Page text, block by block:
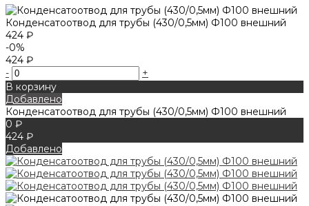
Конденсатоотвод для трубы (430/0,5мм) Ф100 внешний
424 ₽
-0%
424 ₽
-
+
В корзину
Добавлено
Конденсатоотвод для трубы (430/0,5мм) Ф100 внешний
0 ₽
424 ₽
Добавлено